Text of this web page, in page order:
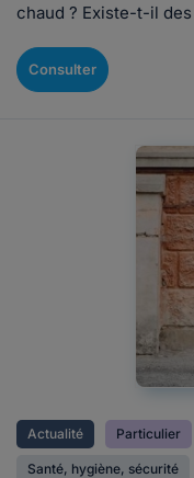
chaud ? Existe-t-il
Consulter
Actualité Particulier
Santé, hygiène, sécurité